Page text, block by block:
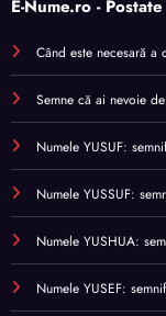
E-Nume.ro -
Când este necesară
Semne că ai nevoie
Numele YUSUF:
Numele YUSSUF:
Numele YUSHUA:
Numele YUSEF: